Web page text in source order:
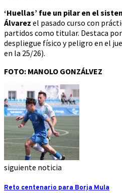
‘Huellas’ fue un pilar en el
Álvarez el pasado curso con
partidos como titular. Destaca
despliegue físico y peligro en el
en la 25/26).
FOTO: MANOLO GONZÁLVEZ
siguiente noticia
Reto centenario para Borja Mula